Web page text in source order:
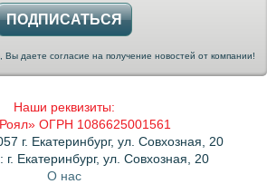
ПОДПИСАТЬСЯ
Вы даете согласие на получение новостей от компании!
Наши реквизиты:
ОГРН 1086625001561
г. Екатеринбург, ул. Совхозная, 20
г. Екатеринбург, ул. Совхозная, 20
О нас